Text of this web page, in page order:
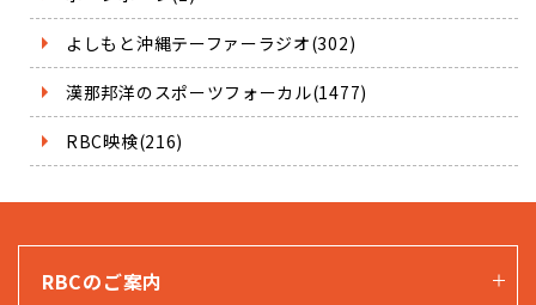
よしもと沖縄テーファーラジオ(302)
漢那邦洋のスポーツフォーカル(1477)
RBC映検(216)
RBCのご案内